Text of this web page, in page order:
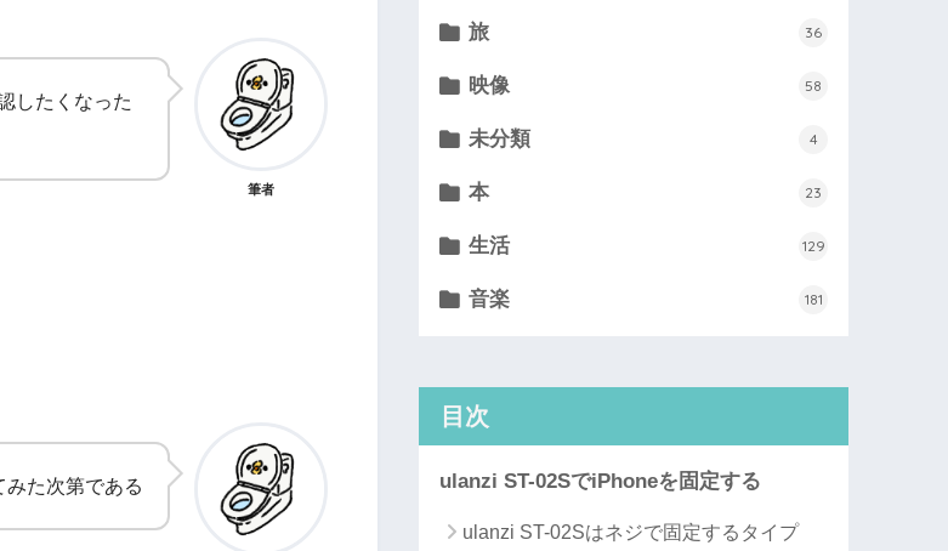
したくなった
筆者
た次第である
旅 36
映像 58
未分類 4
本 23
生活 129
音楽 181
目次
ulanzi ST-02SでiPhoneを固定する
ulanzi ST-02Sはネジで固定するタイプ